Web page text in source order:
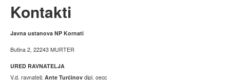
Kontakti
Javna ustanova NP Kornati
Butina 2, 22243 MURTER
URED RAVNATELJA
V.d. ravnatelj: Ante Turčinov dipl. oecc